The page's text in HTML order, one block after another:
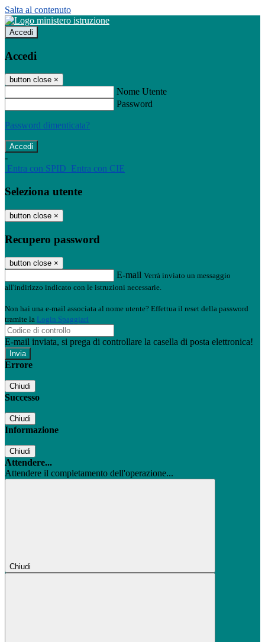
Salta al contenuto
Accedi
Accedi
button close ×
Nome Utente
Password
Password dimenticata?
-
Entra con SPID Entra con CIE
Seleziona utente
button close ×
Recupero password
button close ×
E-mail Verrà inviato un messaggio
all'indirizzo indicato con le istruzioni necessarie.
Non hai una e-mail associata al nome utente? Effettua il reset della password
tramite la Login Spaggiari
E-mail inviata, si prega di controllare la casella di posta elettronica!
Errore
Chiudi
Successo
Chiudi
Informazione
Chiudi
Attendere...
Attendere il completamento dell'operazione...
Chiudi